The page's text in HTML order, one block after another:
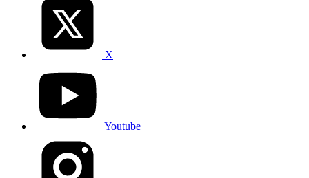
X
Youtube